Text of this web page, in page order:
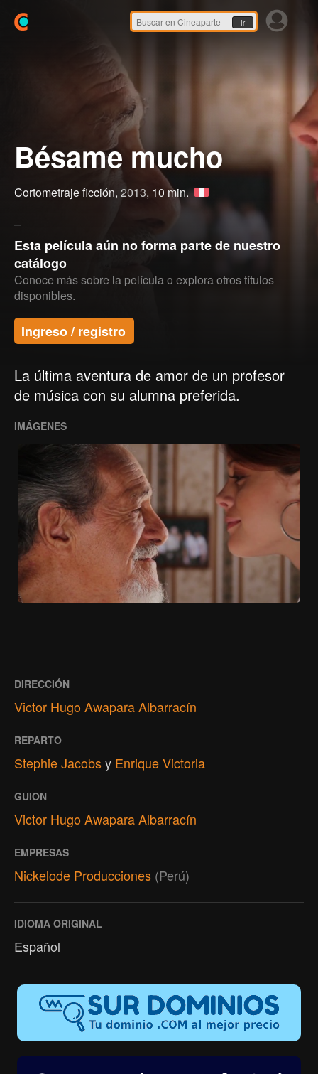
Ir
Bésame mucho
Cortometraje ficción, 2013, 10 min.
Esta película aún no forma parte de nuestro
catálogo
Conoce más sobre la película o explora otros títulos
disponibles.
Ingreso / registro
La última aventura de amor de un profesor
de música con su alumna preferida.
IMÁGENES
DIRECCIÓN
Victor Hugo Awapara Albarracín
REPARTO
Stephie Jacobsy Enrique Victoria
GUION
Victor Hugo Awapara Albarracín
EMPRESAS
Nickelode Producciones (Perú)
IDIOMA ORIGINAL
Español